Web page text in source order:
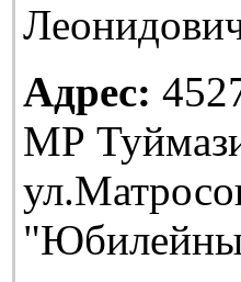
Адрес:
МР